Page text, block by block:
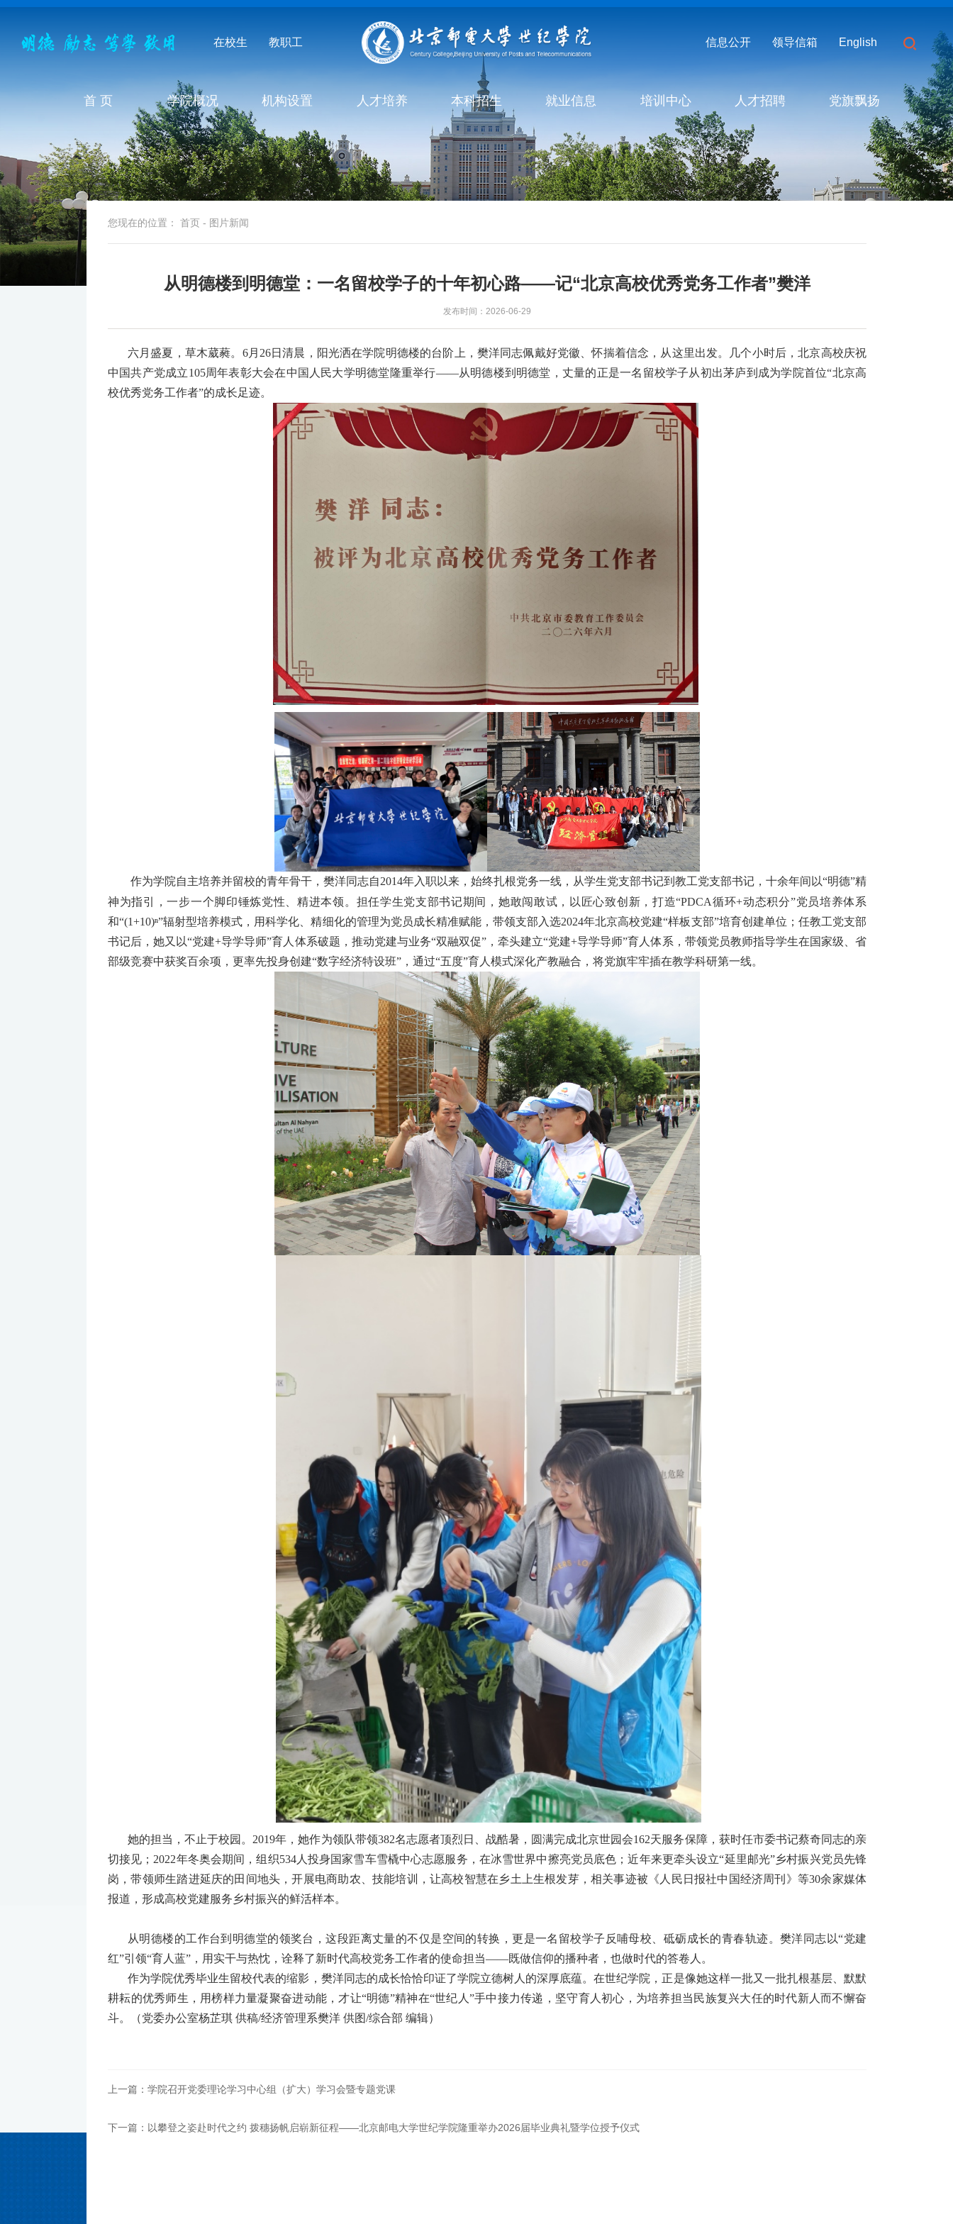
在校生 教职工 信息公开 领导信箱 English
首 页 学院概况 机构设置 人才培养 本科招生 就业信息 培训中心 人才招聘 党旗飘扬
您现在的位置： 首页 - 图片新闻
从明德楼到明德堂：一名留校学子的十年初心路——记“北京高校优秀党务工作者”樊洋
发布时间：2026-06-29
六月盛夏，草木葳蕤。6月26日清晨，阳光洒在学院明德楼的台阶上，樊洋同志佩戴好党徽、怀揣着信念，从这里出发。几个小时后，北京高校庆祝
中国共产党成立105周年表彰大会在中国人民大学明德堂隆重举行——从明德楼到明德堂，丈量的正是一名留校学子从初出茅庐到成为学院首位“北京高
校优秀党务工作者”的成长足迹。
作为学院自主培养并留校的青年骨干，樊洋同志自2014年入职以来，始终扎根党务一线，从学生党支部书记到教工党支部书记，十余年间以“明德”精
神为指引，一步一个脚印锤炼党性、精进本领。担任学生党支部书记期间，她敢闯敢试，以匠心致创新，打造“PDCA循环+动态积分”党员培养体系
和“(1+10)ⁿ”辐射型培养模式，用科学化、精细化的管理为党员成长精准赋能，带领支部入选2024年北京高校党建“样板支部”培育创建单位；任教工党支部
书记后，她又以“党建+导学导师”育人体系破题，推动党建与业务“双融双促”，牵头建立“党建+导学导师”育人体系，带领党员教师指导学生在国家级、省
部级竞赛中获奖百余项，更率先投身创建“数字经济特设班”，通过“五度”育人模式深化产教融合，将党旗牢牢插在教学科研第一线。
她的担当，不止于校园。2019年，她作为领队带领382名志愿者顶烈日、战酷暑，圆满完成北京世园会162天服务保障，获时任市委书记蔡奇同志的亲
切接见；2022年冬奥会期间，组织534人投身国家雪车雪橇中心志愿服务，在冰雪世界中擦亮党员底色；近年来更牵头设立“延里邮光”乡村振兴党员先锋
岗，带领师生踏进延庆的田间地头，开展电商助农、技能培训，让高校智慧在乡土上生根发芽，相关事迹被《人民日报社中国经济周刊》等30余家媒体
报道，形成高校党建服务乡村振兴的鲜活样本。
从明德楼的工作台到明德堂的领奖台，这段距离丈量的不仅是空间的转换，更是一名留校学子反哺母校、砥砺成长的青春轨迹。樊洋同志以“党建
红”引领“育人蓝”，用实干与热忱，诠释了新时代高校党务工作者的使命担当——既做信仰的播种者，也做时代的答卷人。
作为学院优秀毕业生留校代表的缩影，樊洋同志的成长恰恰印证了学院立德树人的深厚底蕴。在世纪学院，正是像她这样一批又一批扎根基层、默默
耕耘的优秀师生，用榜样力量凝聚奋进动能，才让“明德”精神在“世纪人”手中接力传递，坚守育人初心，为培养担当民族复兴大任的时代新人而不懈奋
斗。（党委办公室杨芷琪 供稿/经济管理系樊洋 供图/综合部 编辑）
上一篇：学院召开党委理论学习中心组（扩大）学习会暨专题党课
下一篇：以攀登之姿赴时代之约 拨穗扬帆启崭新征程——北京邮电大学世纪学院隆重举办2026届毕业典礼暨学位授予仪式